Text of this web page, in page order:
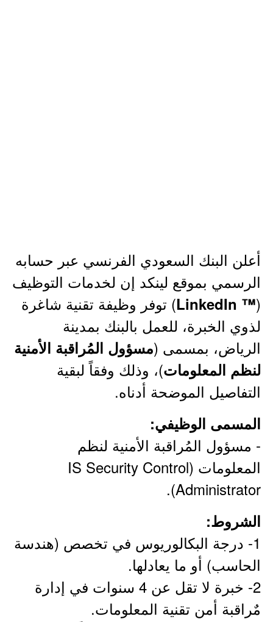
أعلن البنك السعودي الفرنسي عبر حسابه
الرسمي بموقع لينكد إن لخدمات التوظيف
(
™ LinkedIn
) توفر وظيفة تقنية شاغرة
لذوي الخبرة، للعمل بالبنك بمدينة
الرياض، بمسمى (مسؤول المُراقبة الأمنية
لنظم المعلومات)، وذلك وفقاً لبقية
التفاصيل الموضحة أدناه.
المسمى الوظيفي:
- مسؤول المُراقبة الأمنية لنظم
المعلومات (IS Security Control
Administrator).
الشروط:
1- درجة البكالوريوس في تخصص (هندسة
الحاسب) أو ما يعادلها.
2- خبرة لا تقل عن 4 سنوات في إدارة
مٌراقبة أمن تقنية المعلومات.